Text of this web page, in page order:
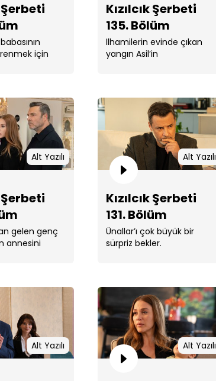
Kızılcık Şerbeti 134. Bölüm
Kızılcık Şerbeti 133. Bölüm
Kızılcık Şerbeti 132. Bölüm
Şerbeti
için
Kızılcık Şerbeti
135. Bölüm
İlhamilerin evinde çıkan
yangın Asil’in
Alt Yazılı
Şerbeti
gelen genç
annesini
Alt Yazılı
Kızılcık Şerbeti
131. Bölüm
Ünallar’ı çok büyük bir
sürpriz bekler.
Alt Yazılı Alt Yazılı